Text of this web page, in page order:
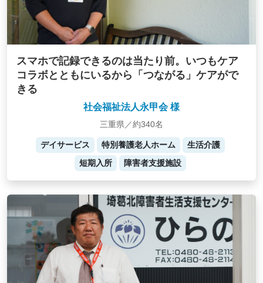
スマホで記録できるのは当たり前。いつもケア
コラボとともにいるから「つながる」ケアがで
きる
社会福祉法人永甲会 様
三重県／約340名
デイサービス 特別養護老人ホーム
生活介護
短期入所
障害者支援施設